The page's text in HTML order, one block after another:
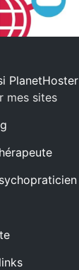
PlanetHoster
mes sites